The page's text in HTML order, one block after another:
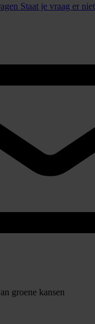
Staat je vraag er
groene kansen